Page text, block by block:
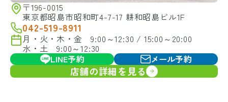
〒196-0015
東京都昭島市昭和町4-7-17 耕和昭島ビル1F
042-519-8911
月・火・木・金 9:00～12:30 / 15:00～20:00
水・土 9:00～12:30
LINE予約
メール予約
店舗の詳細を見る